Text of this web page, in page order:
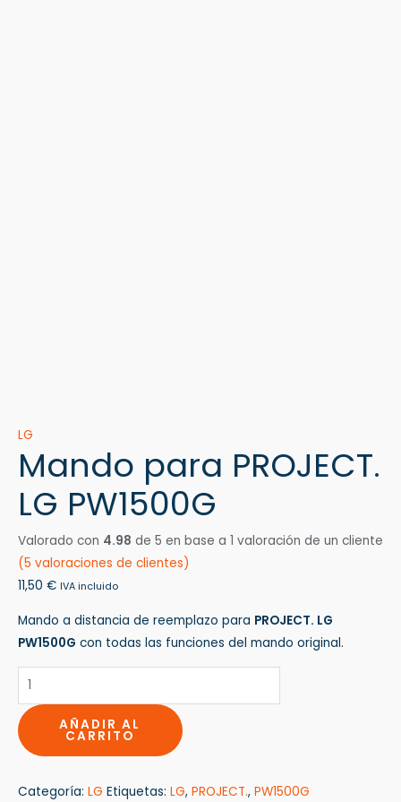
LG
Mando para PROJECT.
LG PW1500G
Valorado con 4.98 de 5 en base a 1 valoración de un cliente
(5 valoraciones de clientes)
11,50 € IVA incluido
Mando a distancia de reemplazo para PROJECT. LG
PW1500G con todas las funciones del mando original.
AÑADIR AL
CARRITO
Categoría: LG Etiquetas: LG, PROJECT., PW1500G